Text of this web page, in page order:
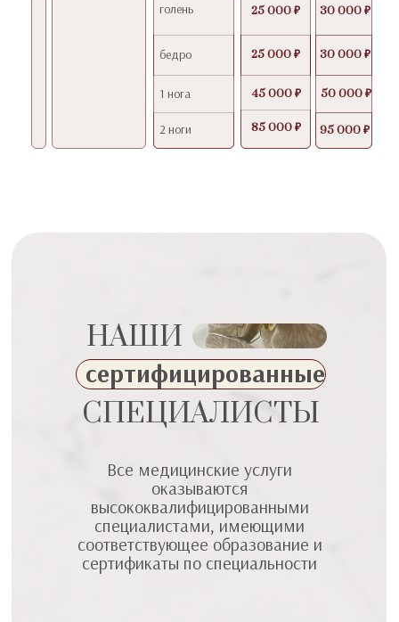
2 ноги
бедро
1 нога
95 000 ₽
50 000 ₽
30 000 ₽
30 000 ₽
85 000 ₽
45 000 ₽
25 000 ₽
25 000 ₽
голень
сертифицированные
НАШИ
СПЕЦИАЛИСТЫ
Все медицинские услуги
оказываются
высококвалифицированными
специалистами, имеющими
соответствующее образование и
сертификаты по специальности